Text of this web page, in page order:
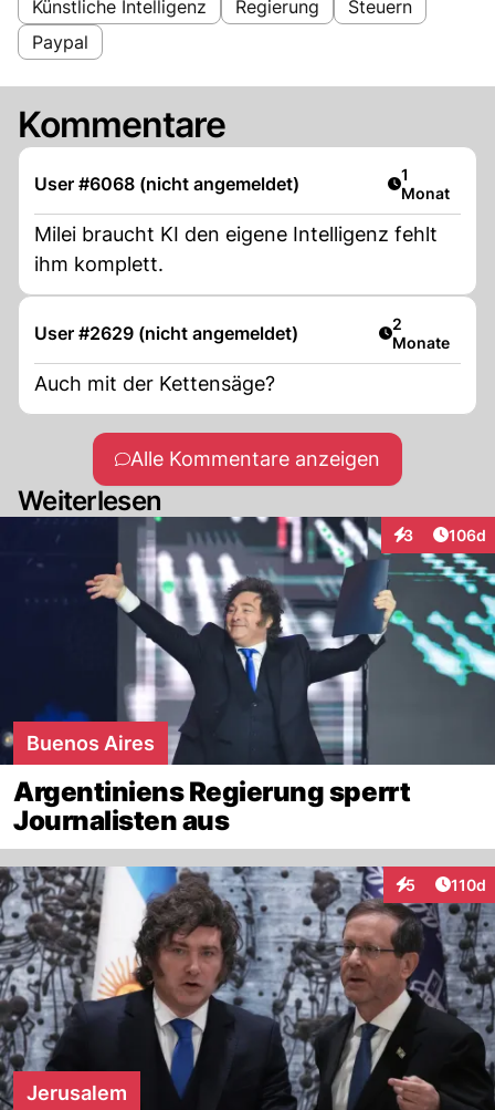
Künstliche Intelligenz Regierung
Steuern
Paypal
Kommentare
User #6068 (nicht angemeldet) Artikel
1
Monat
Milei braucht KI den eigene Intelligenz fehlt
ihm komplett.
User #2629 (nicht angemeldet) Artikel
2
Monate
Auch mit der Kettensäge?
Alle Kommentare anzeigen
Weiterlesen
3
Interaktionen
106d
Buenos Aires
Argentiniens Regierung sperrt
Journalisten aus
5
Interaktionen
110d
Jerusalem